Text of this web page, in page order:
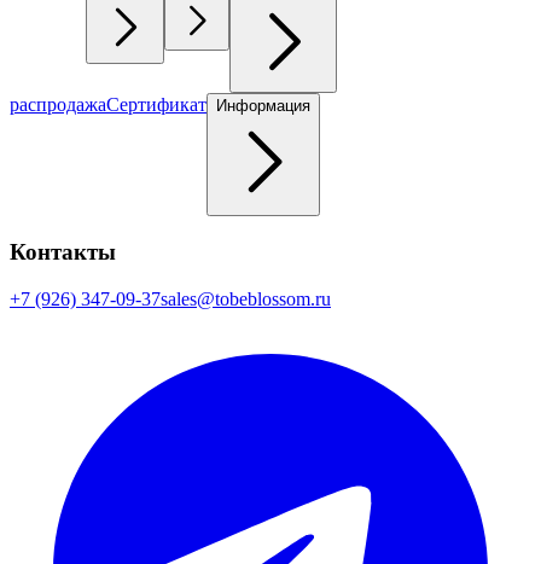
распродажаСертификат Информация
Контакты
+7 (926) 347-09-37sales@tobeblossom.ru